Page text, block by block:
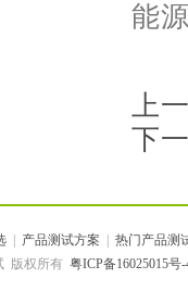
能
上
下
产品测试方案 热门产品测
版权所有 粤ICP备16025015号-